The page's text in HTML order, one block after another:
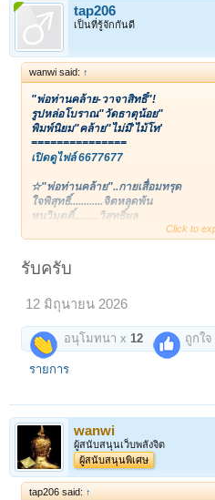
tap206
เป็นที่รู้จักกันดี
wanwi said: ↑
"พ่อท่านคล้าย-วาจาสิทธิ์"!
รูปหล่อโบราณ"วัดธาตุน้อย"
พิมพ์นิยม"คล้าย"ไม่มี'ไม้โท'
===============
เปิดดูไฟล์ 6677677
☆"พ่อท่านคล้าย"..กายเสื่อมทรุด
ใจพิสุทธิ์............จิตหลุดพ้น
หนวิมุตติ์.........วิสุทธิ์ผล
--บางกอกนัว....ห่อนกลัวล้า
--เทวดาใต้.........ไร้เลิกรา
~~~~~~~~~~~~~~~
นี่ขนาดว่า "พ่อท่านคล้าย" มีความพิกา
ถนัด ไปไหนต้องมีคนประคอง อุ้ม หาม
สร้างคุณูปการกับ "พระพุทธศาสนา" แ
พัก!!!
เหนือ ใต้ ออก ตก อิสาน กรุงเทพ หากเ
ศาลา พระเจดีย์ พระพุทธรูปใหญ่ เสนา
เถอะ ท่านเมตตาไปให้ทุกที่...!
แม้บั้นปลายท้ายสุดของชีวิต ท่านยังรับนิ
สุรินทร์" ถิ่นเมืองช้าง แต่เดินทางจากใ
หันในวันที่ 22 พฤศจิกายน 2513 ต้องน
Click to
รับครับ
12 มิถุนายน 2026
อนุโมทนา x 12 ถูกใจ
รายการ
wanwi
ผู้สนับสนุนเว็บพลังจิต
ผู้สนับสนุนพิเศษ
tap206 said: ↑